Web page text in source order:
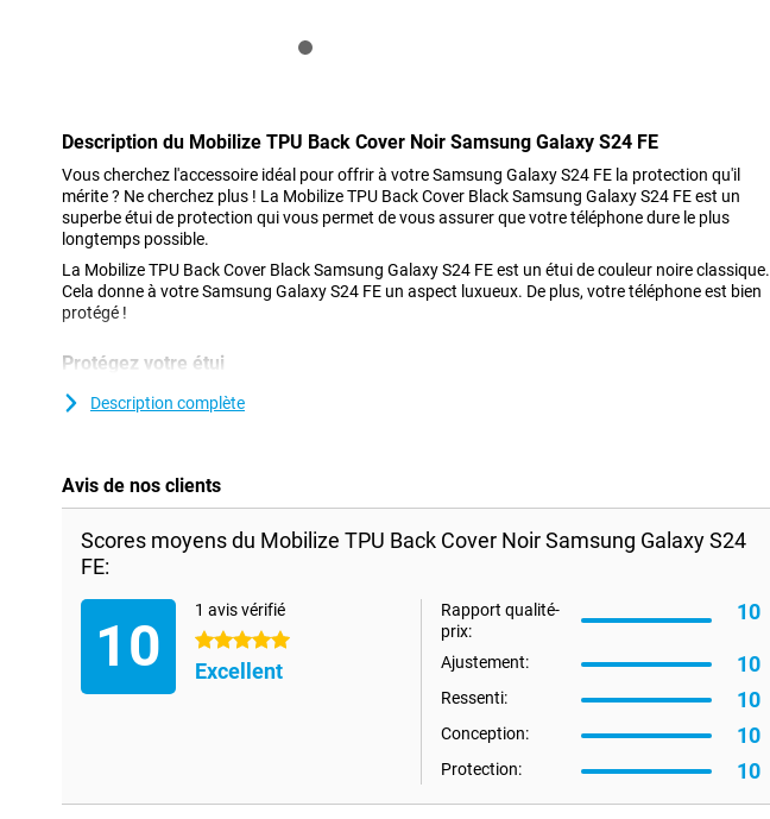
Description du Mobilize TPU Back Cover Noir Samsung Galaxy S24 FE
Vous cherchez l'accessoire idéal pour offrir à votre Samsung Galaxy S24 FE la protection qu'il
mérite ? Ne cherchez plus ! La Mobilize TPU Back Cover Black Samsung Galaxy S24 FE est un
superbe étui de protection qui vous permet de vous assurer que votre téléphone dure le plus
longtemps possible.
La Mobilize TPU Back Cover Black Samsung Galaxy S24 FE est un étui de couleur noire classique.
Cela donne à votre Samsung Galaxy S24 FE un aspect luxueux. De plus, votre téléphone est bien
protégé !
Protégez votre étui
De nos jours, de plus en plus d'appareils sont en verre. Il est donc d'autant plus important de
protéger votre appareil à l'aide d'un étui. Après tout, vous ne voulez pas de fissure dans votre
donc très bien votre Samsung Galaxy S24 FE contre les rayures et les bosses. La housse est
fabriquée en TPU souple et flexible et s'adapte parfaitement à votre Samsung Galaxy S24 FE. Des
puissiez utiliser toutes les fonctions comme à l'accoutumée.
Description complète
Avis de nos clients
Scores moyens du Mobilize TPU Back Cover Noir Samsung Galaxy S24
FE:
10
1 avis vérifié
5 étoiles
Excellent
Rapport qualité-
prix:
10
Ajustement: 10
Ressenti: 10
Conception: 10
Protection: 10